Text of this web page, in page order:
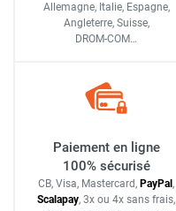
Allemagne, Italie, Espagne,
Angleterre, Suisse,
DROM-COM…
Paiement en ligne
100% sécurisé
CB, Visa, Mastercard, PayPal ,
Scalapay, 3x ou 4x sans frais,